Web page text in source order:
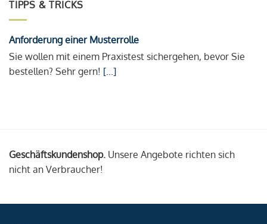
TIPPS & TRICKS
Anforderung einer Musterrolle
Sie wollen mit einem Praxistest sichergehen, bevor Sie
bestellen? Sehr gern! [...]
Geschäftskundenshop. Unsere Angebote richten sich
nicht an Verbraucher!